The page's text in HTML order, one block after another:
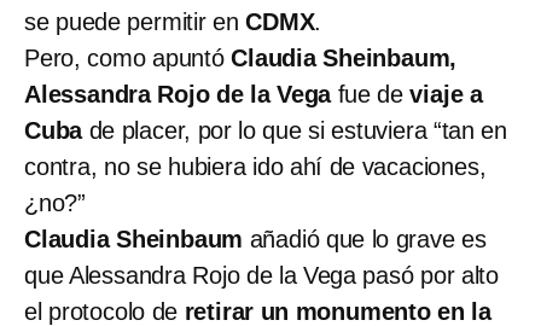
se puede permitir enCDMX.
Pero, como apuntóClaudia Sheinbaum,
Alessandra Rojo de la Vegafue deviaje a
Cuba de placer, por lo que si estuviera “tan en
contra, no se hubiera ido ahí de vacaciones,
¿no?”
Claudia Sheinbaum añadió que lo grave es
que Alessandra Rojo de la Vega pasó por alto
el protocolo de retirar un monumento en la